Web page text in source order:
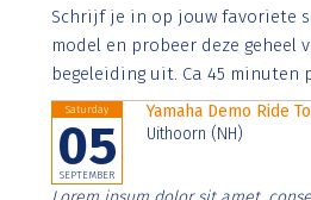
Aenean faucibus nibh et justo
imperdiet. Nunc ut sem vitae
Schrijf je in op jouw favoriete
model en probeer deze
begeleiding uit. Ca 45 minuten
Saturday
05
SEPTEMBER
Yamaha Demo Ride
Uithoorn (NH)